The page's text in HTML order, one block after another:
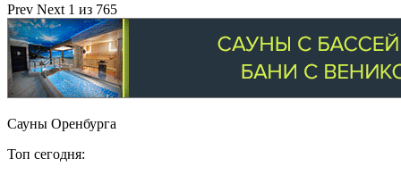
Prev Next 1 из 765
Сауны Оренбурга
Топ сегодня: